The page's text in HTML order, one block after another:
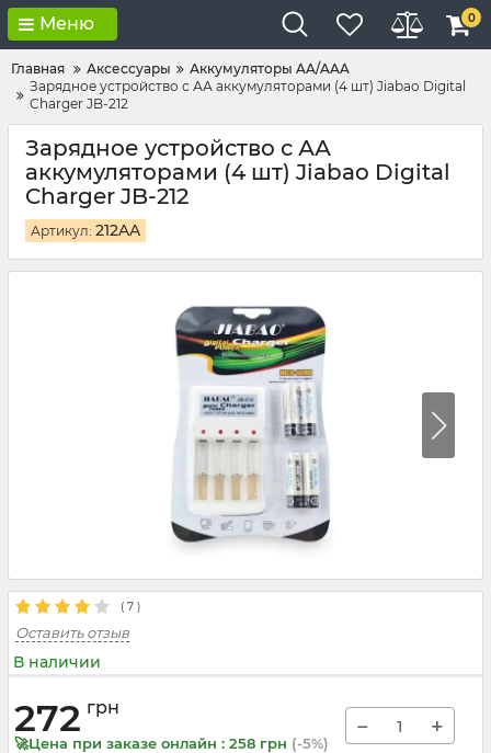
Меню 0
Главная Аксессуары
Аккумуляторы AA/AAA
Зарядное устройство с АА аккумуляторами (4 шт) Jiabao Digital
Charger JB-212
Зарядное устройство с АА
аккумуляторами (4 шт) Jiabao Digital
Charger JB-212
Артикул: 212AA
( 7 )
Оставить отзыв
В наличии
272 грн
🚀Цена при заказе онлайн : 258 грн (-5%)
− +